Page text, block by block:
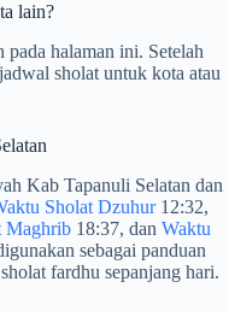
lain?
halaman ini. Setelah
sholat untuk kota atau
Kab Tapanuli Selatan dan
Sholat Dzuhur12:32,
Maghrib 18:37, dan Waktu
sebagai panduan
fardhu sepanjang hari.